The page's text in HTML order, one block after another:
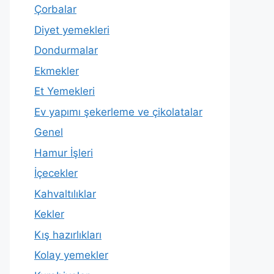
Çorbalar
Diyet yemekleri
Dondurmalar
Ekmekler
Et Yemekleri
Ev yapımı şekerleme ve çikolatalar
Genel
Hamur İşleri
İçecekler
Kahvaltılıklar
Kekler
Kış hazırlıkları
Kolay yemekler